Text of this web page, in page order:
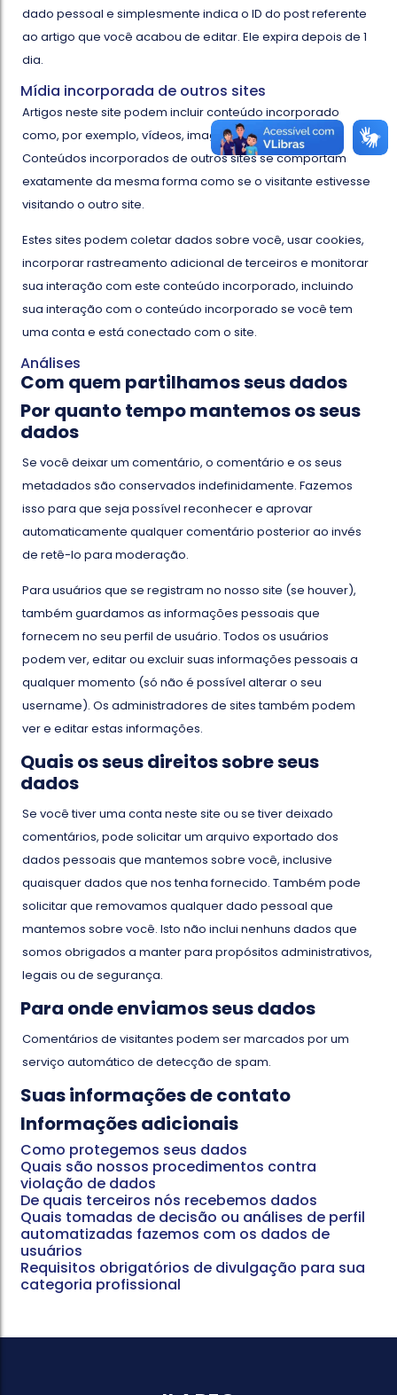
dado pessoal e simplesmente indica o ID do post referente
ao artigo que você acabou de editar. Ele expira depois de 1
dia.
Mídia incorporada de outros sites
Artigos neste site podem incluir conteúdo incorporado
como, por exemplo, vídeos, imagens, artigos, etc.
Conteúdos incorporados de outros sites se comportam
exatamente da mesma forma como se o visitante estivesse
visitando o outro site.
Estes sites podem coletar dados sobre você, usar cookies,
incorporar rastreamento adicional de terceiros e monitorar
sua interação com este conteúdo incorporado, incluindo
sua interação com o conteúdo incorporado se você tem
uma conta e está conectado com o site.
Análises
Com quem partilhamos seus dados
Por quanto tempo mantemos os seus
dados
Se você deixar um comentário, o comentário e os seus
metadados são conservados indefinidamente. Fazemos
isso para que seja possível reconhecer e aprovar
automaticamente qualquer comentário posterior ao invés
de retê-lo para moderação.
Para usuários que se registram no nosso site (se houver),
também guardamos as informações pessoais que
fornecem no seu perfil de usuário. Todos os usuários
podem ver, editar ou excluir suas informações pessoais a
qualquer momento (só não é possível alterar o seu
username). Os administradores de sites também podem
ver e editar estas informações.
Quais os seus direitos sobre seus
dados
Se você tiver uma conta neste site ou se tiver deixado
comentários, pode solicitar um arquivo exportado dos
dados pessoais que mantemos sobre você, inclusive
quaisquer dados que nos tenha fornecido. Também pode
solicitar que removamos qualquer dado pessoal que
mantemos sobre você. Isto não inclui nenhuns dados que
somos obrigados a manter para propósitos administrativos,
legais ou de segurança.
Para onde enviamos seus dados
Comentários de visitantes podem ser marcados por um
serviço automático de detecção de spam.
Suas informações de contato
Informações adicionais
Como protegemos seus dados
Quais são nossos procedimentos contra
violação de dados
De quais terceiros nós recebemos dados
Quais tomadas de decisão ou análises de perfil
automatizadas fazemos com os dados de
usuários
Requisitos obrigatórios de divulgação para sua
categoria profissional